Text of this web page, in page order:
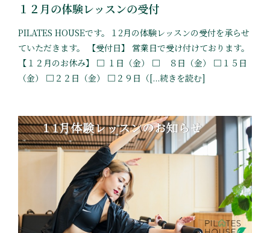
１２月の体験レッスンの受付
PILATES HOUSEです。１2月の体験レッスンの受付を承らせ
ていただきます。 【受付日】 営業日で受け付けております。
【１２月のお休み】 □ １日（金） □ ８日（金） □１５日
（金） □２２日（金） □２９日（[...続きを読む]